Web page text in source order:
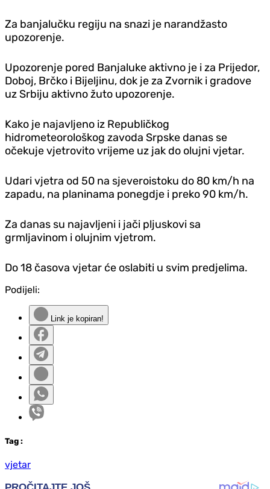
Za banjalučku regiju na snazi je narandžasto
upozorenje.
Upozorenje pored Banjaluke aktivno je i za Prijedor,
Doboj, Brčko i Bijeljinu, dok je za Zvornik i gradove
uz Srbiju aktivno žuto upozorenje.
Kako je najavljeno iz Republičkog
hidrometeorološkog zavoda Srpske danas se
očekuje vjetrovito vrijeme uz jak do olujni vjetar.
Udari vjetra od 50 na sjeveroistoku do 80 km/h na
zapadu, na planinama ponegdje i preko 90 km/h.
Za danas su najavljeni i jači pljuskovi sa
grmljavinom i olujnim vjetrom.
Do 18 časova vjetar će oslabiti u svim predjelima.
Podijeli:
Link je kopiran!
Tag :
vjetar